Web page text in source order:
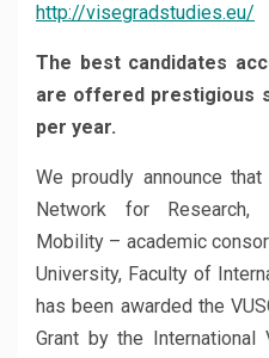
http://visegradstudies.eu/
The best candidates
are offered prestigious
per year.
We proudly announce
Network for Research,
Mobility – academic
University, Faculty of
has been awarded the
Grant by the